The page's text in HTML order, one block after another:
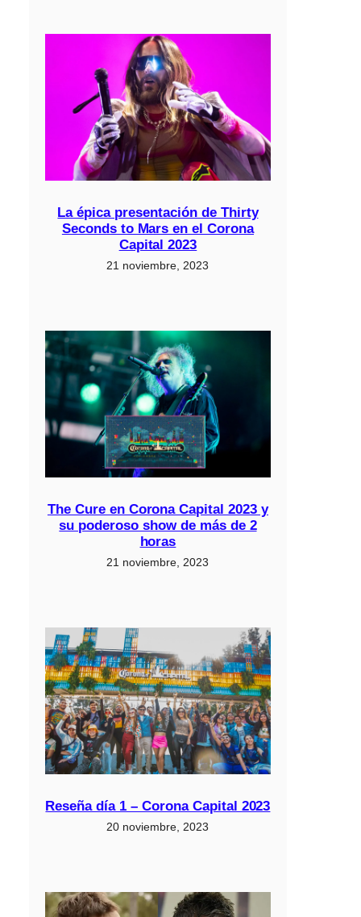
La épica presentación de Thirty
Seconds to Mars en el Corona
Capital 2023
21 noviembre, 2023
The Cure en Corona Capital 2023 y
su poderoso show de más de 2
horas
21 noviembre, 2023
Reseña día 1 – Corona Capital 2023
20 noviembre, 2023